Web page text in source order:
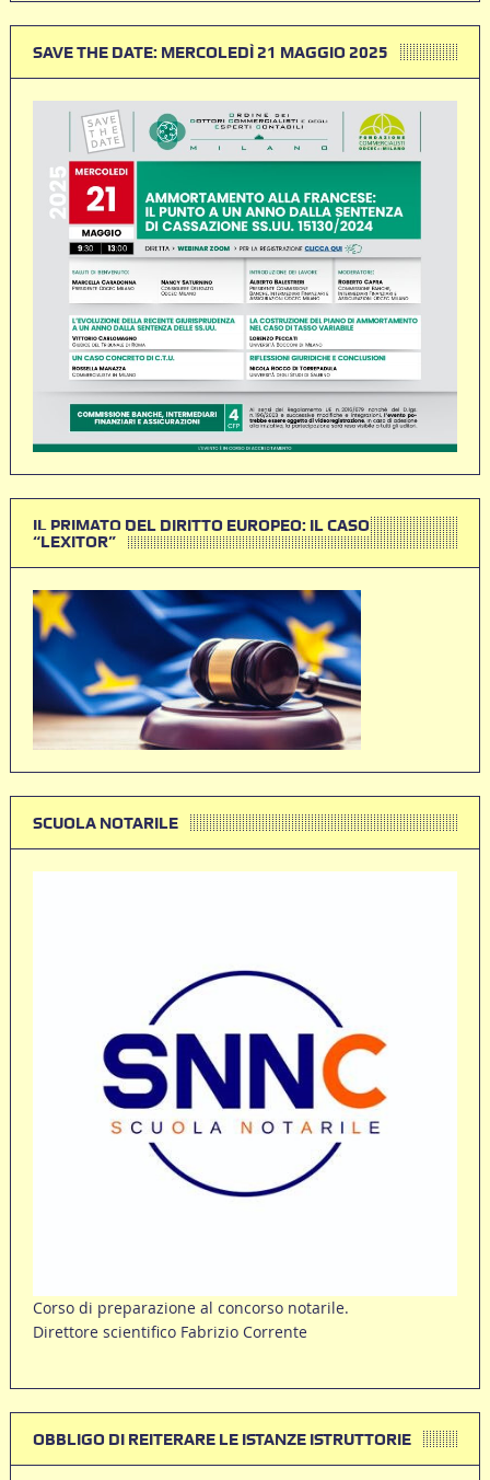
SAVE THE DATE: MERCOLEDÌ 21 MAGGIO 2025
IL PRIMATO DEL DIRITTO EUROPEO: IL CASO
“LEXITOR”
SCUOLA NOTARILE
Corso di preparazione al concorso notarile.
Direttore scientifico Fabrizio Corrente
OBBLIGO DI REITERARE LE ISTANZE ISTRUTTORIE